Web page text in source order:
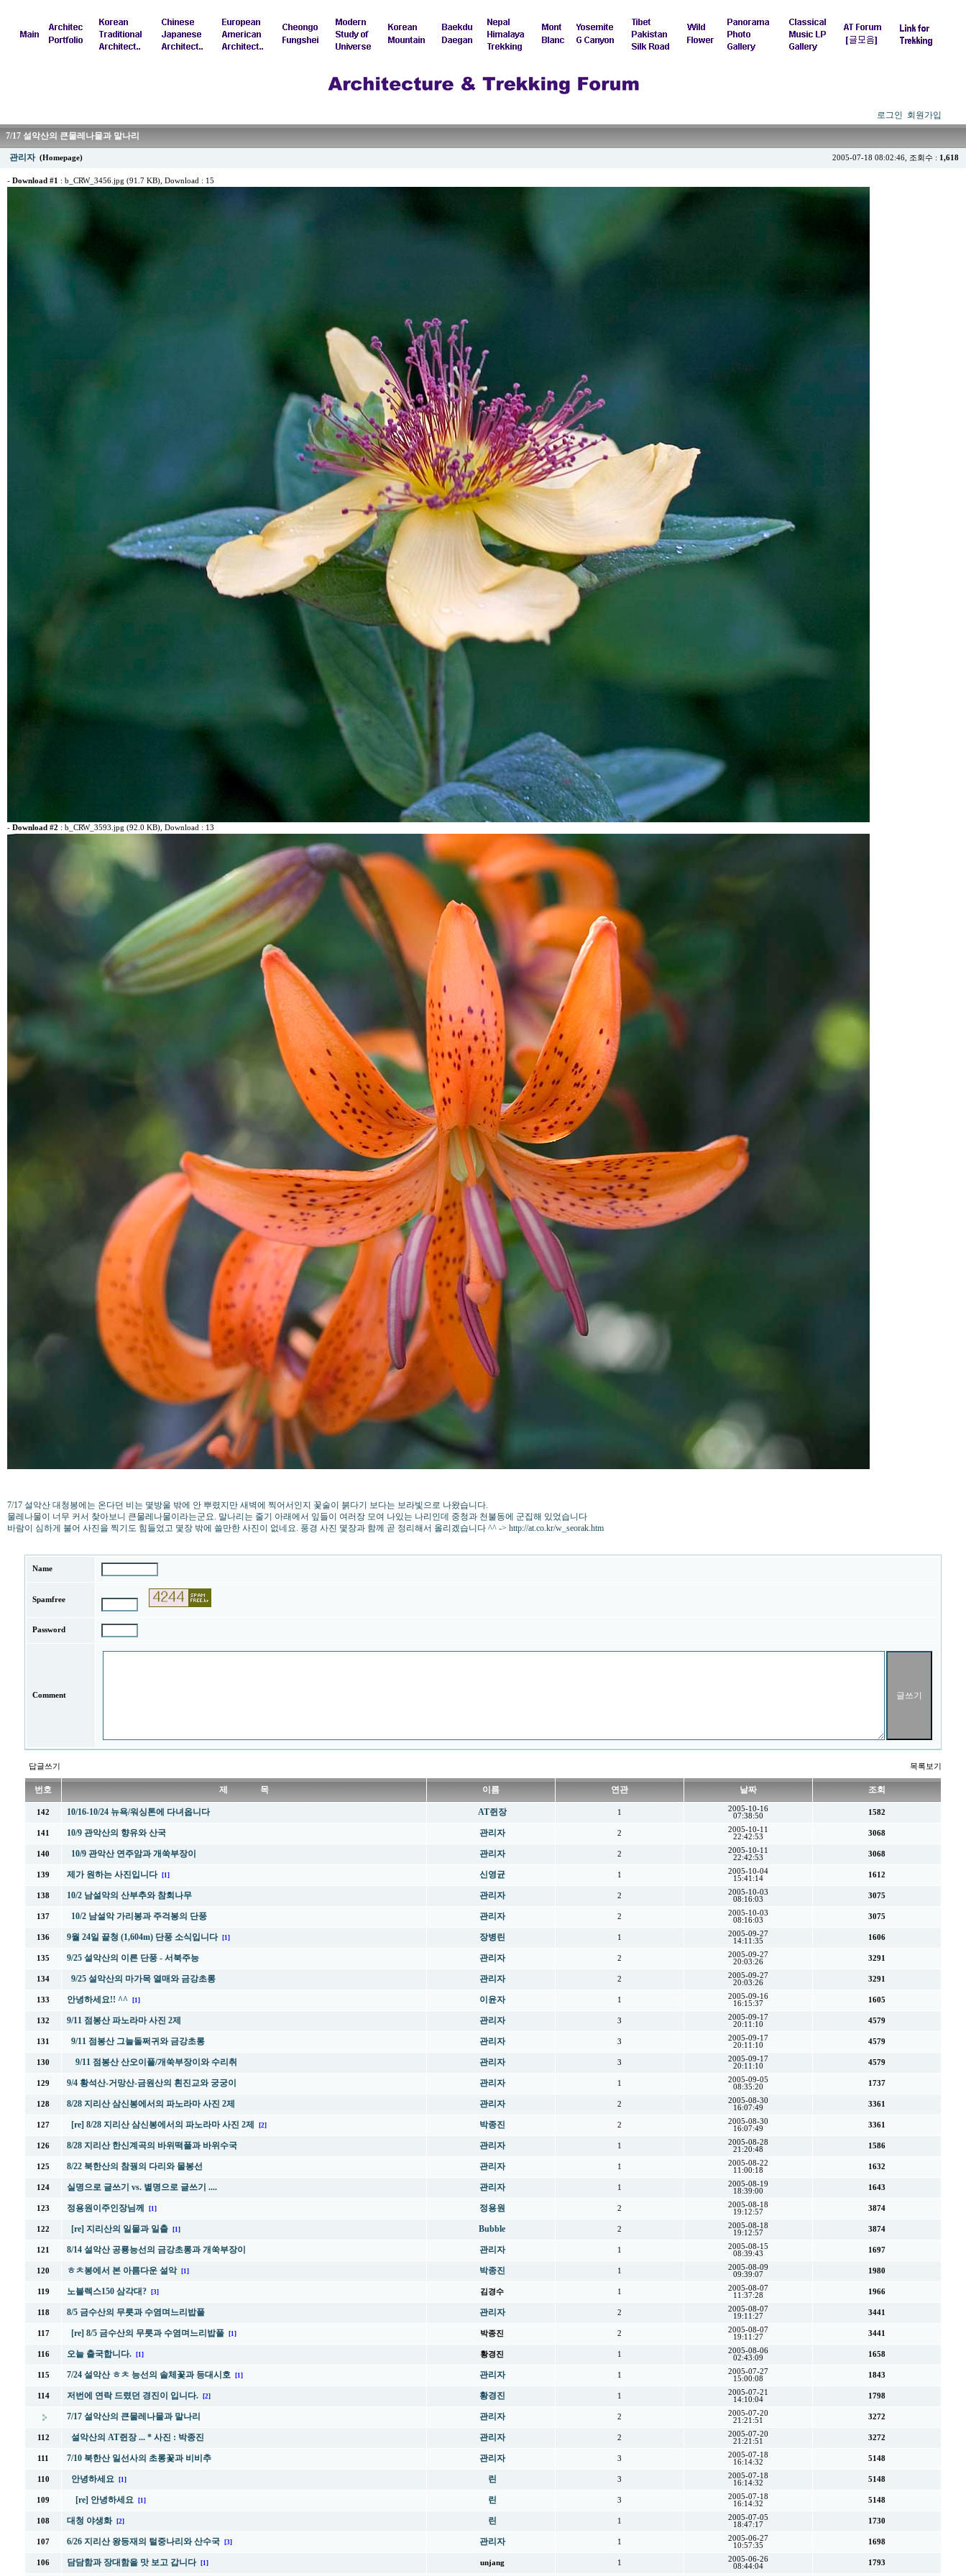
로그인 회원가입
7/17 설악산의 큰물레나물과 말나리
관리자 (Homepage) 2005-07-18 08:02:46, 조회수 : 1,618
- Download #1 : b_CRW_3456.jpg (91.7 KB) , Download : 15
- Download #2 : b_CRW_3593.jpg (92.0 KB) , Download : 13
7/17 설악산 대청봉에는 온다던 비는 몇방울 밖에 안 뿌렸지만 새벽에 찍어서인지 꽃술이 붉다기 보다는 보라빛으로 나왔습니다.
물레나물이 너무 커서 찾아보니 큰물레나물이라는군요. 말나리는 줄기 아래에서 잎들이 여러장 모여 나있는 나리인데 중청과 천불동에 군집해 있었습니다
바람이 심하게 불어 사진을 찍기도 힘들었고 몇장 밖에 쓸만한 사진이 없네요. 풍경 사진 몇장과 함께 곧 정리해서 올리겠습니다 ^^ -> http://at.co.kr/w_seorak.htm
Name
Spamfree
Password
Comment
답글쓰기 목록보기
번호 제 목 이름 연관 날짜 조회
142 10/16-10/24 뉴욕/워싱톤에 다녀옵니다 AT쥔장 1
2005-10-16
07:38:50
1582
141 10/9 관악산의 향유와 산국 관리자 2
2005-10-11
22:42:53
3068
140 10/9 관악산 연주암과 개쑥부장이 관리자 2
2005-10-11
22:42:53
3068
139 제가 원하는 사진입니다 [1] 신영균 1
2005-10-04
15:41:14
1612
138 10/2 남설악의 산부추와 참회나무 관리자 2
2005-10-03
08:16:03
3075
137 10/2 남설악 가리봉과 주걱봉의 단풍 관리자 2
2005-10-03
08:16:03
3075
136 9월 24일 끝청 (1,604m) 단풍 소식입니다 [1] 장병린 1
2005-09-27
14:11:35
1606
135 9/25 설악산의 이른 단풍 - 서북주능 관리자 2
2005-09-27
20:03:26
3291
134 9/25 설악산의 마가목 열매와 금강초롱 관리자 2
2005-09-27
20:03:26
3291
133 안녕하세요!! ^^ [1] 이윤자 1
2005-09-16
16:15:37
1605
132 9/11 점봉산 파노라마 사진 2제 관리자 3
2005-09-17
20:11:10
4579
131 9/11 점봉산 그늘돌쩌귀와 금강초롱 관리자 3
2005-09-17
20:11:10
4579
130 9/11 점봉산 산오이풀/개쑥부장이와 수리취 관리자 3
2005-09-17
20:11:10
4579
129 9/4 황석산-거망산-금원산의 흰진교와 궁궁이 관리자 1
2005-09-05
08:35:20
1737
128 8/28 지리산 삼신봉에서의 파노라마 사진 2제 관리자 2
2005-08-30
16:07:49
3361
127 [re] 8/28 지리산 삼신봉에서의 파노라마 사진 2제 [2] 박종진 2
2005-08-30
16:07:49
3361
126 8/28 지리산 한신계곡의 바위떡풀과 바위수국 관리자 1
2005-08-28
21:20:48
1586
125 8/22 북한산의 참꿩의 다리와 물봉선 관리자 1
2005-08-22
11:00:18
1632
124 실명으로 글쓰기 vs. 별명으로 글쓰기 .... 관리자 1
2005-08-19
18:39:00
1643
123 정용원이주인장님께 [1] 정용원 2
2005-08-18
19:12:57
3874
122 [re] 지리산의 일몰과 일출 [1] Bubble 2
2005-08-18
19:12:57
3874
121 8/14 설악산 공룡능선의 금강초롱과 개쑥부장이 관리자 1
2005-08-15
08:39:43
1697
120 ㅎㅊ봉에서 본 아름다운 설악 [1] 박종진 1
2005-08-09
09:39:07
1980
119 노블렉스150 삼각대? [3] 김경수 1
2005-08-07
11:37:28
1966
118 8/5 금수산의 무릇과 수염며느리밥풀 관리자 2
2005-08-07
19:11:27
3441
117 [re] 8/5 금수산의 무릇과 수염며느리밥풀 [1] 박종진 2
2005-08-07
19:11:27
3441
116 오늘 출국합니다. [1] 황경진 1
2005-08-06
02:43:09
1658
115 7/24 설악산 ㅎㅊ 능선의 솔체꽃과 등대시호 [1] 관리자 1
2005-07-27
15:00:08
1843
114 저번에 연락 드렸던 경진이 입니다. [2] 황경진 1
2005-07-21
14:10:04
1798
7/17 설악산의 큰물레나물과 말나리 관리자 2
2005-07-20
21:21:51
3272
112 설악산의 AT쥔장 ... * 사진 : 박종진 관리자 2
2005-07-20
21:21:51
3272
111 7/10 북한산 일선사의 초롱꽃과 비비추 관리자 3
2005-07-18
16:14:32
5148
110 안녕하세요 [1] 린 3
2005-07-18
16:14:32
5148
109 [re] 안녕하세요 [1] 린 3
2005-07-18
16:14:32
5148
108 대청 야생화 [2] 린 1
2005-07-05
18:47:17
1730
107 6/26 지리산 왕등재의 털중나리와 산수국 [3] 관리자 1
2005-06-27
10:57:35
1698
106 담담함과 장대함을 맛 보고 갑니다 [1] unjang 1
2005-06-26
08:44:04
1793